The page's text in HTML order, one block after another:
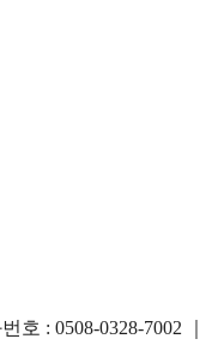
호 : 0508-0328-7002